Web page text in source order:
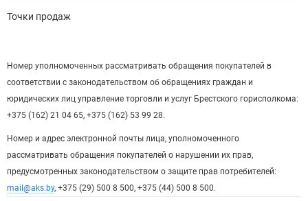
Точки продаж
Номер уполномоченных рассматривать обращения покупателей в
соответствии с законодательством об обращениях граждан и
юридических лиц управление торговли и услуг Брестского горисполкома:
+375 (162) 21 04 65, +375 (162) 53 99 28.
Номер и адрес электронной почты лица, уполномоченного
рассматривать обращения покупателей о нарушении их прав,
предусмотренных законодательством о защите прав потребителей:
mail@aks.by, +375 (29) 500 8 500, +375 (44) 500 8 500.